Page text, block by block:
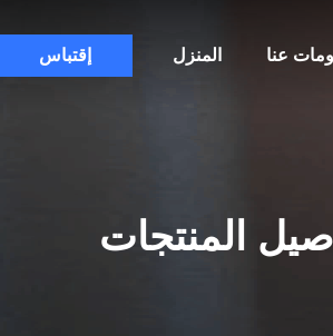
المنزل عنا إقتباس
المنتجات